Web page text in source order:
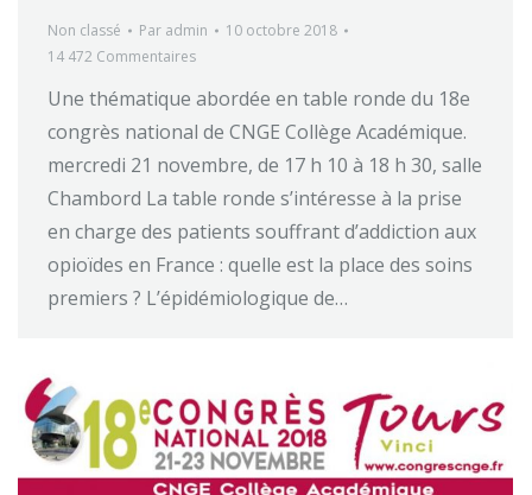
Non classé Par admin
10 octobre 2018
14 472 Commentaires
Une thématique abordée en table ronde du 18e
congrès national de CNGE Collège Académique.
mercredi 21 novembre, de 17 h 10 à 18 h 30, salle
Chambord La table ronde s’intéresse à la prise
en charge des patients souffrant d’addiction aux
opioïdes en France : quelle est la place des soins
premiers ? L’épidémiologique de…